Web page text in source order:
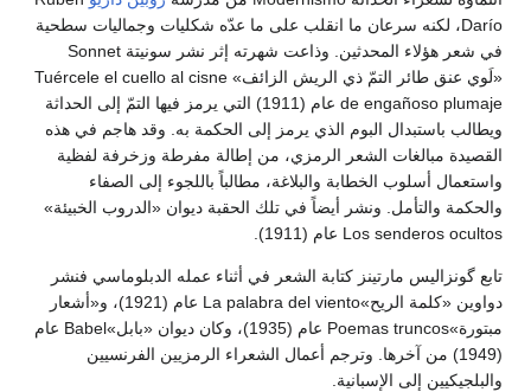
Darío، لكنه سرعان ما انقلب على ما عدّه شكليات وجماليات سطحية
في شعر هؤلاء المحدثين. وذاعت شهرته إثر نشر سونيتة Sonnet
«لَوي عنق طائر التمّ ذي الريش الزائف» Tuércele el cuello al cisne
de engañoso plumaje عام (1911) التي يرمز فيها التمّ إلى الحداثة
ويطالب باستبدال البوم الذي يرمز إلى الحكمة به. وقد هاجم في هذه
القصيدة مبالغات الشعر الرمزي، من إطالة مفرطة وزخرفة لفظية
واستعمال أسلوب الخطابة والبلاغة، مطالباً باللجوء إلى الصفاء
والحكمة والتأمل. ونشر أيضاً في تلك الحقبة ديوان «الدروب الخبيئة»
Los senderos ocultos عام (1911).
تابع گونزاليس مارتينز كتابة الشعر في أثناء عمله الدبلوماسي فنشر
دواوين «كلمة الريح»La palabra del viento عام (1921)، و«أشعار
مبتورة»Poemas truncos عام (1935)، وكان ديوان «بابل»Babel عام
(1949) من آخرها. وترجم أعمال الشعراء الرمزيين الفرنسيين
والبلجيكيين إلى الإسبانية.